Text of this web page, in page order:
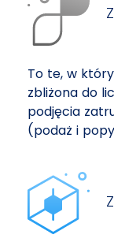
To te, w
zbliżona do
podjęcia
(podaż i